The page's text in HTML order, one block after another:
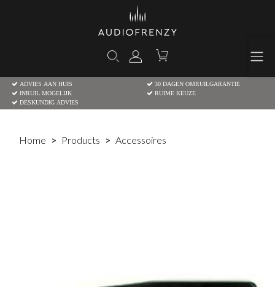
ADVIES AAN HUIS
30 DAGEN OMRUILGARANTIE
INRUIL MOGELIJK
RUIME KEUZE
DESKUNDIG ADVIES
Home Products Accessoires